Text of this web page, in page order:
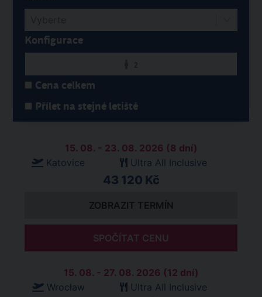
Konfigurace
Cena celkem
Přílet na stejné letiště
15. 08. - 23. 08. 2026 (8 dní)
Katovice
Ultra All Inclusive
43 120 Kč
ZOBRAZIT TERMÍN
SPOČÍTAT CENU
15. 08. - 27. 08. 2026 (12 dní)
Wrocław
Ultra All Inclusive